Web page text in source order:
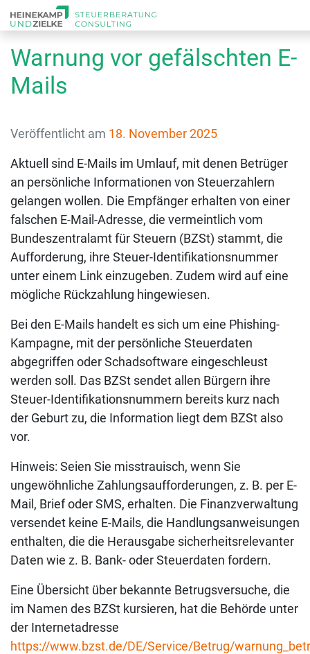
Warnung vor gefälschten E-
Mails
Veröffentlicht am 18. November 2025
Aktuell sind E-Mails im Umlauf, mit denen Betrüger
an persönliche Informationen von Steuerzahlern
gelangen wollen. Die Empfänger erhalten von einer
falschen E-Mail-Adresse, die vermeintlich vom
Bundeszentralamt für Steuern (BZSt) stammt, die
Aufforderung, ihre Steuer-Identifikationsnummer
unter einem Link einzugeben. Zudem wird auf eine
mögliche Rückzahlung hingewiesen.
Bei den E-Mails handelt es sich um eine Phishing-
Kampagne, mit der persönliche Steuerdaten
abgegriffen oder Schadsoftware eingeschleust
werden soll. Das BZSt sendet allen Bürgern ihre
Steuer-Identifikationsnummern bereits kurz nach
der Geburt zu, die Information liegt dem BZSt also
vor.
Hinweis: Seien Sie misstrauisch, wenn Sie
ungewöhnliche Zahlungsaufforderungen, z. B. per E-
Mail, Brief oder SMS, erhalten. Die Finanzverwaltung
versendet keine E-Mails, die Handlungsanweisungen
enthalten, die die Herausgabe sicherheitsrelevanter
Daten wie z. B. Bank- oder Steuerdaten fordern.
Eine Übersicht über bekannte Betrugsversuche, die
im Namen des BZSt kursieren, hat die Behörde unter
der Internetadresse
https://www.bzst.de/DE/Service/Betrug/